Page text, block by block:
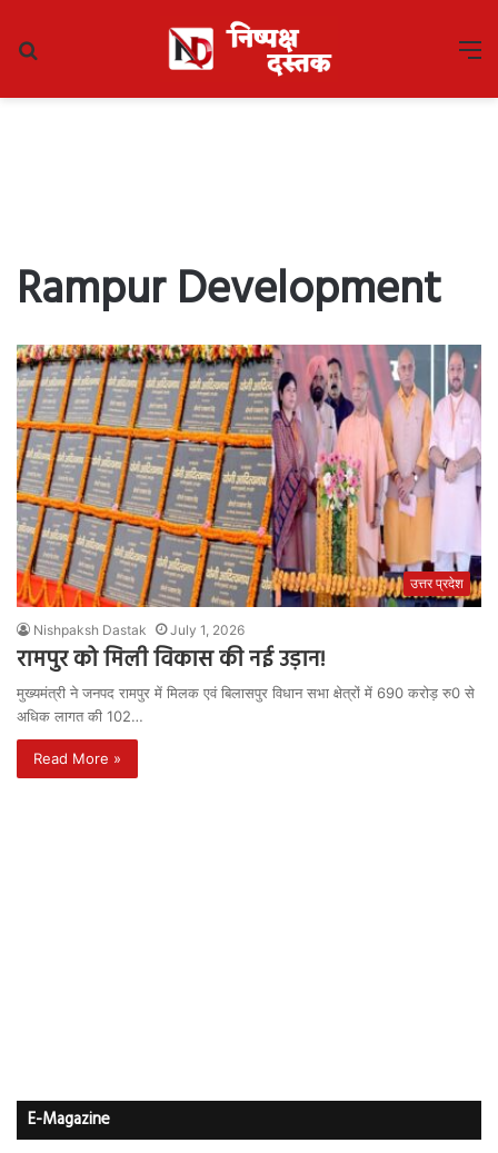
Rampur Development
उत्तर प्रदेश
Nishpaksh Dastak July 1, 2026
रामपुर को मिली विकास की नई उड़ान!
मुख्यमंत्री ने जनपद रामपुर में मिलक एवं बिलासपुर विधान सभा क्षेत्रों में 690 करोड़ रु0 से
अधिक लागत की 102…
Read More »
E-Magazine